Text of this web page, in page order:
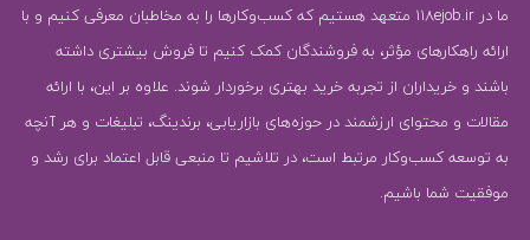
ما در 118ejob.ir متعهد هستیم که کسب‌وکارها را به مخاطبان معرفی کنیم و با
ارائه راهکارهای مؤثر، به فروشندگان کمک کنیم تا فروش بیشتری داشته
باشند و خریداران از تجربه خرید بهتری برخوردار شوند. علاوه بر این، با ارائه
مقالات و محتوای ارزشمند در حوزه‌های بازاریابی، برندینگ، تبلیغات و هر آنچه
به توسعه کسب‌وکار مرتبط است، در تلاشیم تا منبعی قابل اعتماد برای رشد و
موفقیت شما باشیم.